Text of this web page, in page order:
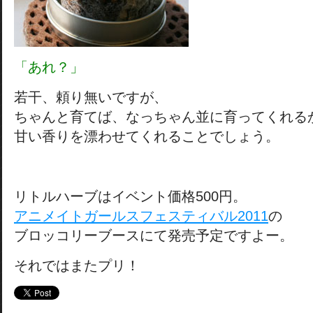
「あれ？」
若干、頼り無いですが、
ちゃんと育てば、なっちゃん並に育ってくれる
甘い香りを漂わせてくれることでしょう。
リトルハーブはイベント価格500円。
アニメイトガールスフェスティバル2011の
ブロッコリーブースにて発売予定ですよー。
それではまたプリ！